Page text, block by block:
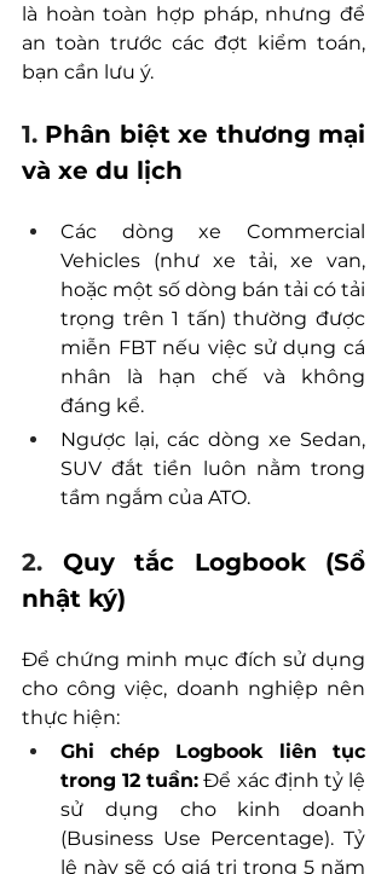
là hoàn toàn hợp pháp, nhưng để
an toàn trước các đợt kiểm toán,
bạn cần lưu ý.
1. Phân biệt xe thương mại
và xe du lịch
Các dòng xe Commercial
Vehicles (như xe tải, xe van,
hoặc một số dòng bán tải có tải
trọng trên 1 tấn) thường được
miễn FBT nếu việc sử dụng cá
nhân là hạn chế và không
đáng kể.
Ngược lại, các dòng xe Sedan,
SUV đắt tiền luôn nằm trong
tầm ngắm của ATO.
2. Quy tắc Logbook (Sổ
nhật ký)
Để chứng minh mục đích sử dụng
cho công việc, doanh nghiệp nên
thực hiện:
Ghi chép Logbook liên tục
trong 12 tuần: Để xác định tỷ lệ
sử dụng cho kinh doanh
(Business Use Percentage). Tỷ
lệ này sẽ có giá trị trong 5 năm